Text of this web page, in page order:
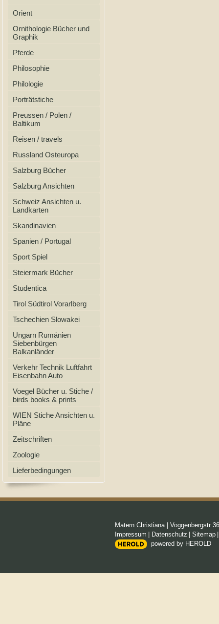
Orient
Ornithologie Bücher und
Graphik
Pferde
Philosophie
Philologie
Porträtstiche
Preussen / Polen /
Baltikum
Reisen / travels
Russland Osteuropa
Salzburg Bücher
Salzburg Ansichten
Schweiz Ansichten u.
Landkarten
Skandinavien
Spanien / Portugal
Sport Spiel
Steiermark Bücher
Studentica
Tirol Südtirol Vorarlberg
Tschechien Slowakei
Ungarn Rumänien
Siebenbürgen
Balkanländer
Verkehr Technik Luftfahrt
Eisenbahn Auto
Voegel Bücher u. Stiche /
birds books & prints
WIEN Stiche Ansichten u.
Pläne
Zeitschriften
Zoologie
Lieferbedingungen
Matern Christiana| Voggenbergstr 36
Impressum
Datenschutz Sitemap
powered by HEROLD